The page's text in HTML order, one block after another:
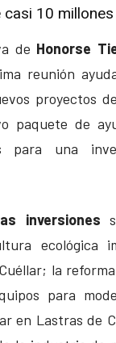
casi 10
de Honorse
reunión
proyectos
paquete de
para una
inversiones
ecológica
la
para
en Lastras de